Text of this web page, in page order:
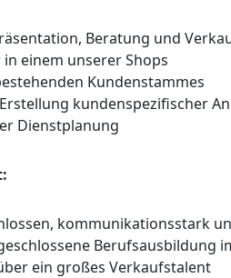
Beratung und
einem unserer Shops
Kundenstammes
kundenspezifischer
Dienstplanung
kommunikationsstark
Berufsausbildung
ein großes Verkaufstalent